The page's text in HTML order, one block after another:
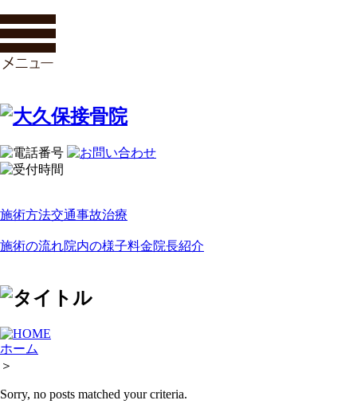
施術方法交通事故治療
施術の流れ院内の様子料金院長紹介
ホーム
＞
Sorry, no posts matched your criteria.